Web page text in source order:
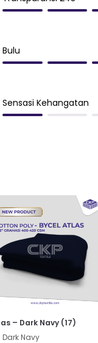
Bulu
Sensasi Kehangatan
– Dark Navy (17)
Dark Navy